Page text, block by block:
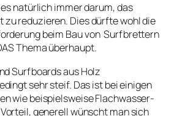
natürlich immer darum, das
zu reduzieren. Dies dürfte wohl die
beim Bau von Surfbrettern
Thema überhaupt.
Surfboards aus Holz
sehr steif. Das ist bei einigen
wie beispielsweise Flachwasser-
generell wünscht man sich